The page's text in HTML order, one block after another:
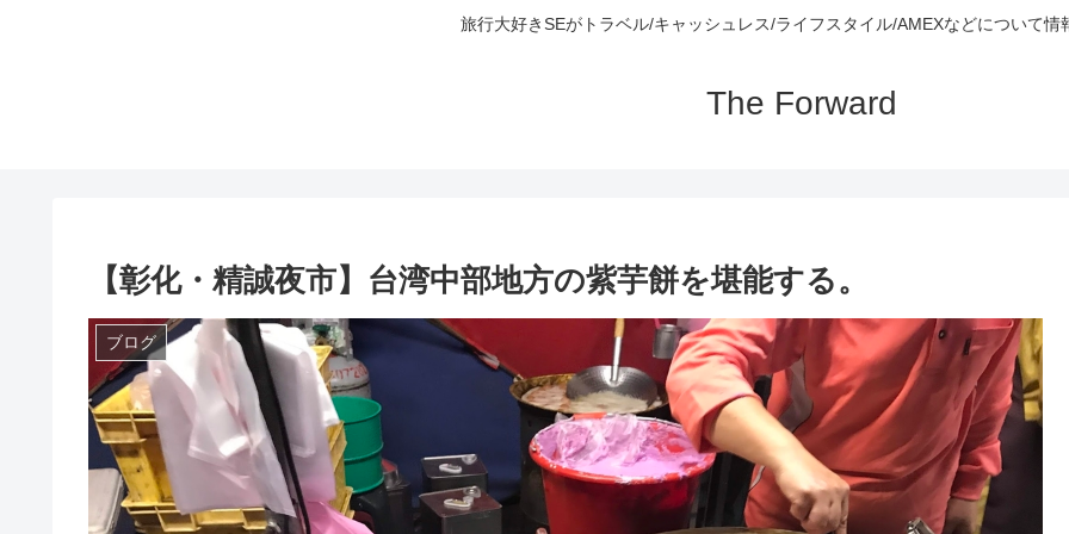
旅行大好きSEがトラベル/キャッシュレス/ライフスタイル/AMEXなどについて情
The Forward
【彰化・精誠夜市】台湾中部地方の紫芋餅を堪能する。
ブログ